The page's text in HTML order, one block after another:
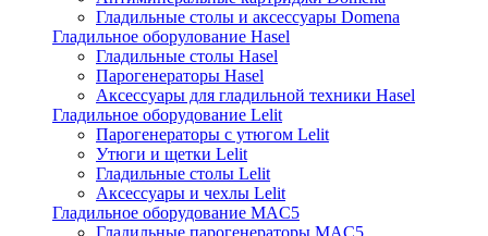
Гладильные столы и аксессуары Domena
Гладильное оборулование Hasel
Гладильные столы Hasel
Парогенераторы Hasel
Аксессуары для гладильной техники Hasel
Гладильное оборудование Lelit
Парогенераторы с утюгом Lelit
Утюги и щетки Lelit
Гладильные столы Lelit
Аксессуары и чехлы Lelit
Гладильное оборудование MAC5
Гладильные парогенераторы MAC5